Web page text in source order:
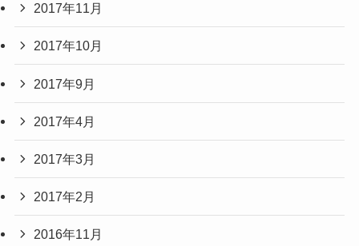
2017年11月
2017年10月
2017年9月
2017年4月
2017年3月
2017年2月
2016年11月